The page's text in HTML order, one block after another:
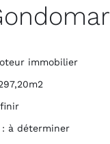
immobilier
à déterminer